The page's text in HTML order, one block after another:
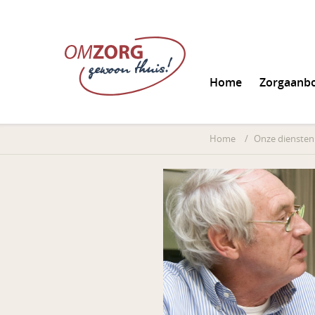
Home
Informatie
Home / Onze diensten